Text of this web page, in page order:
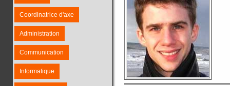
Coordinatrice d'axe
Administration
Communication
Informatique